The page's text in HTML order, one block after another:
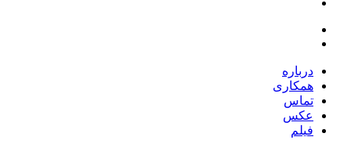
درباره
همکاری
تماس
عکس
فیلم